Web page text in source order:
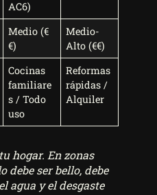
AC6)
Medio (€
€)
Medio-
Alto (€€)
Cocinas
familiare
s / Todo
uso
Reformas
rápidas /
Alquiler
hogar. En zonas
debe ser bello, debe
agua y el desgaste